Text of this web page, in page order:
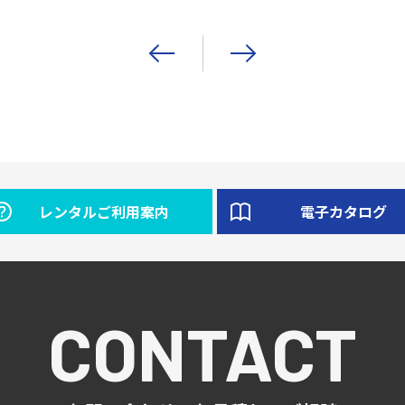
レンタルご利用案内 電子カタログ
CONTACT